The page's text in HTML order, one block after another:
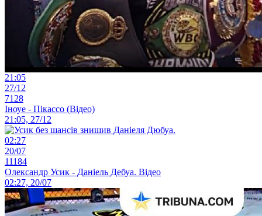
21:05
27/12
7128
Іноуе - Пікассо (Відео)
21:05, 27/12
02:27
20/07
11184
Олександр Усик - Даніель Дебуа. Відео
02:27, 20/07